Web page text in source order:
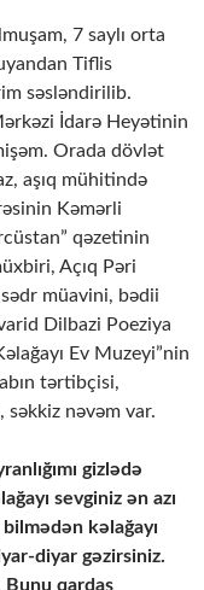
7 saylı orta
Tiflis
səsləndirilib.
İdarə Heyətinin
Orada dövlət
aşıq mühitində
Kəmərli
qəzetinin
Açıq Pəri
müavini, bədii
Dilbazi Poeziya
Ev Muzeyi”nin
tərtibçisi,
səkkiz nəvəm var.
gizlədə
sevginiz ən azı
kəlağayı
diyar gəzirsiniz.
Bunu qardaş